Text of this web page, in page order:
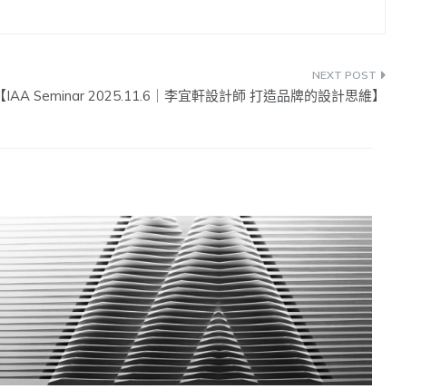
【IAA Seminar 2025.11.6｜李宜軒設計師 打造品牌的設計思維】